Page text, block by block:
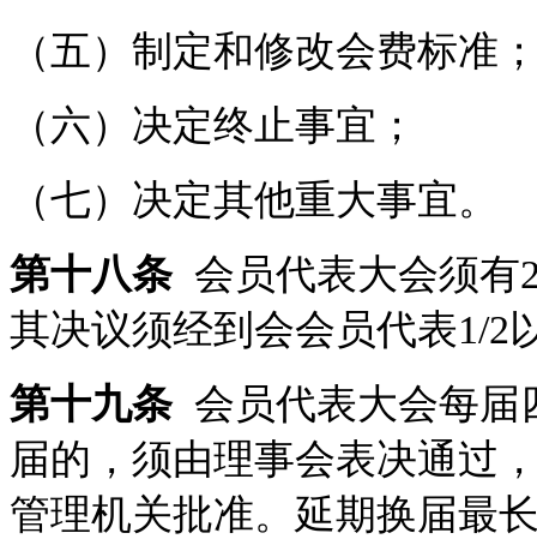
（五）制定和修改会费标准
（六）决定终止事宜；
（七）决定其他重大事宜。
第十八条 会员代表大会须有
其决议须经到会会员代表1/2
第十九条会员代表大会每届
届的，须由理事会表决通过
管理机关批准。延期换届最